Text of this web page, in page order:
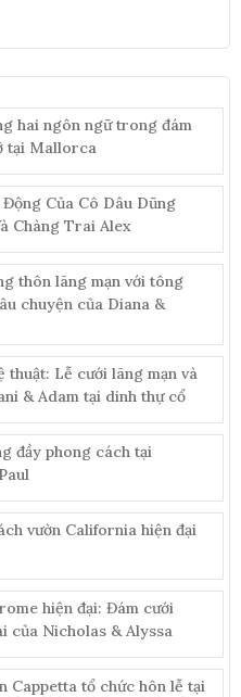
hai ngôn ngữ trong đám
tại Mallorca
Của Cô Dâu Dũng
Chàng Trai Alex
thôn lãng mạn với tông
chuyện của Diana &
thuật: Lễ cưới lãng mạn và
& Adam tại dinh thự cổ
đầy phong cách tại
vườn California hiện đại
hiện đại: Đám cưới
của Nicholas & Alyssa
Cappetta tổ chức hôn lễ tại